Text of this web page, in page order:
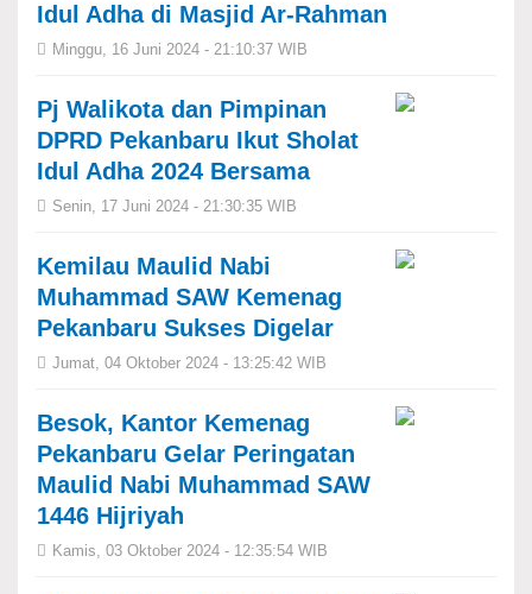
Idul Adha di Masjid Ar-Rahman
Minggu, 16 Juni 2024 - 21:10:37 WIB
Pj Walikota dan ⁠Pimpinan
DPRD Pekanbaru Ikut Sholat
Idul Adha 2024 Bersama
Senin, 17 Juni 2024 - 21:30:35 WIB
Kemilau Maulid Nabi
Muhammad SAW Kemenag
Pekanbaru Sukses Digelar
Jumat, 04 Oktober 2024 - 13:25:42 WIB
Besok, Kantor Kemenag
Pekanbaru Gelar Peringatan
Maulid Nabi Muhammad SAW
1446 Hijriyah
Kamis, 03 Oktober 2024 - 12:35:54 WIB